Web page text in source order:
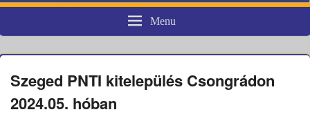
Pénzügyi fogyasztóvédelem
Menu
Szeged PNTI kitelepülés Csongrádon
2024.05. hóban